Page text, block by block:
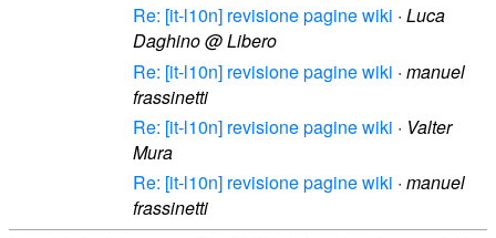
Re: [it-l10n] revisione pagine wiki · Luca
Daghino @ Libero
Re: [it-l10n] revisione pagine wiki · manuel
frassinetti
Re: [it-l10n] revisione pagine wiki · Valter
Mura
Re: [it-l10n] revisione pagine wiki · manuel
frassinetti